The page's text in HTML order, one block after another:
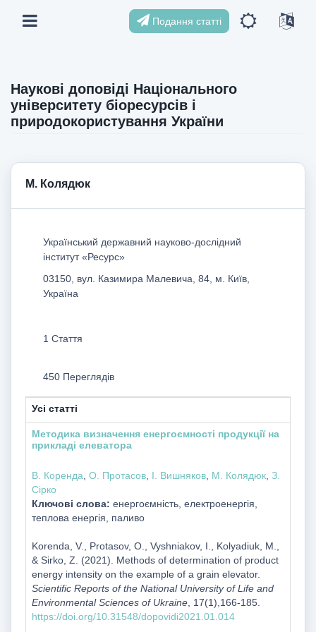
Подання статті
Наукові доповіді Національного
університету біоресурсів і
природокористування України
М. Колядюк
Український державний науково-дослідний
інститут «Ресурс»
03150, вул. Казимира Малевича, 84, м. Київ,
Україна
1 Стаття
450 Переглядів
Усі статті
Методика визначення енергоємності продукції на
прикладі елеватора
В. Коренда О. Протасов, І. Вишняков, М. Колядюк, З.
Сірко
Ключові слова: енергоємність, електроенергія,
теплова енергія, паливо
Korenda, V., Protasov, O., Vyshniakov, I., Kolyadiuk, M.,
& Sirko, Z. (2021). Methods of determination of product
energy intensity on the example of a grain elevator.
Scientific Reports of the National University of Life and
Environmental Sciences of Ukraine, 17(1),166-185.
https://doi.org/10.31548/dopovidi2021.01.014